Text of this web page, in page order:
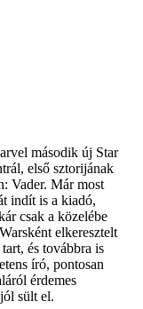
második új Star
első sztorijának
Vader. Már most
indít is a kiadó,
csak a közelébe
elkeresztelt
és továbbra is
író, pontosan
érdemes
sült el.